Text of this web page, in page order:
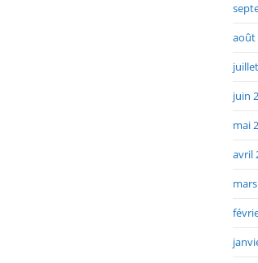
août
juin
mai
avril